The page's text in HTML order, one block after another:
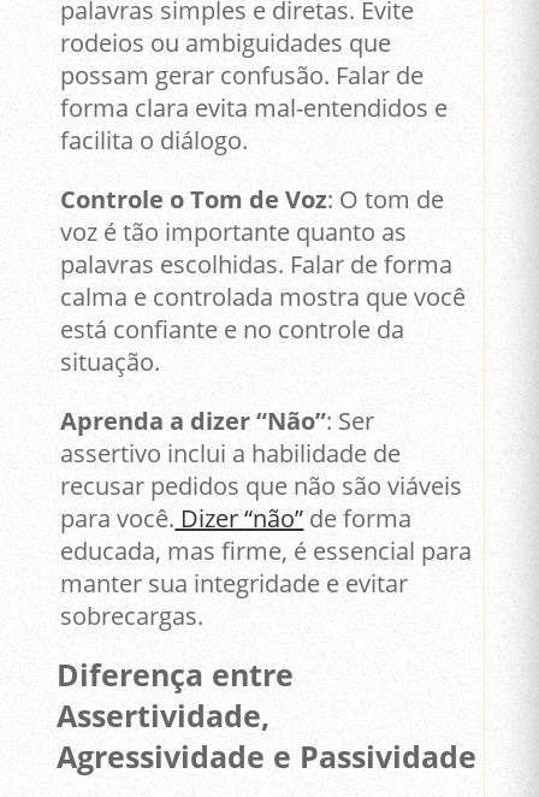
palavras simples e diretas. Evite
rodeios ou ambiguidades que
possam gerar confusão. Falar de
forma clara evita mal-entendidos e
facilita o diálogo.
Controle o Tom de Voz: O tom de
voz é tão importante quanto as
palavras escolhidas. Falar de forma
calma e controlada mostra que você
está confiante e no controle da
situação.
Aprenda a dizer “Não”: Ser
assertivo inclui a habilidade de
recusar pedidos que não são viáveis
para você. Dizer “não” de forma
educada, mas firme, é essencial para
manter sua integridade e evitar
sobrecargas.
Diferença entre
Assertividade,
Agressividade e Passividade